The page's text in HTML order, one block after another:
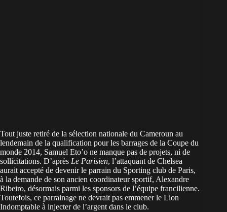
Tout juste retiré de la sélection nationale du Cameroun au
lendemain de la qualification pour les barrages de la Coupe du
monde 2014, Samuel Eto’o ne manque pas de projets, ni de
sollicitations. D’après Le Parisien, l’attaquant de Chelsea
aurait accepté de devenir le parrain du Sporting club de Paris,
à la demande de son ancien coordinateur sportif, Alexandre
Ribeiro, désormais parmi les sponsors de l’équipe francilienne.
Toutefois, ce parrainage ne devrait pas emmener le Lion
Indomptable à injecter de l’argent dans le club.